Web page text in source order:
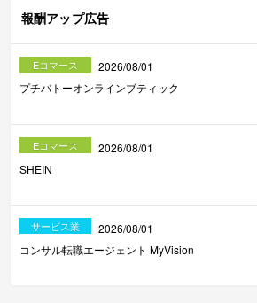
報酬アップ広告
Eコマース
2026/08/01
プチバトーオンラインブティック
Eコマース
2026/08/01
SHEIN
サービス業
2026/08/01
コンサル転職エージェント MyVision